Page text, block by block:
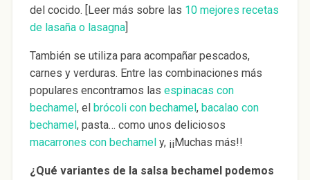
del cocido. [Leer más sobre las 10 mejores recetas
de lasaña o lasagna]
También se utiliza para acompañar pescados,
carnes y verduras. Entre las combinaciones más
populares encontramos las espinacas con
bechamel, el brócoli con bechamel, bacalao con
bechamel, pasta… como unos deliciosos
macarrones con bechamely, ¡¡Muchas más!!
¿Qué variantes de la salsa bechamel podemos